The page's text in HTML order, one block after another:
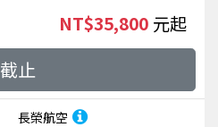
長榮航空
NT$35,800 起
截止